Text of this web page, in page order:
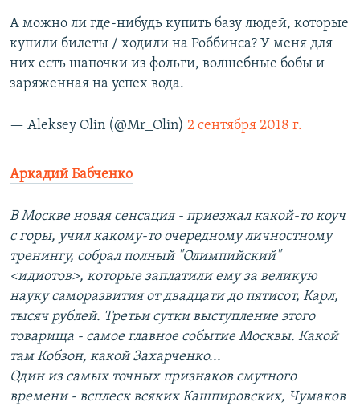
А можно ли где-нибудь купить базу людей, которые
купили билеты / ходили на Роббинса? У меня для
них есть шапочки из фольги, волшебные бобы и
заряженная на успех вода.
— Aleksey Olin (@Mr_Olin) 2 сентября 2018 г.
Аркадий Бабченко
В Москве новая сенсация - приезжал какой-то коуч
с горы, учил какому-то очередному личностному
тренингу, собрал полный "Олимпийский"
<идиотов>, которые заплатили ему за великую
науку саморазвития от двадцати до пятисот, Карл,
тысяч рублей. Третьи сутки выступление этого
товарища - самое главное событие Москвы. Какой
там Кобзон, какой Захарченко...
Один из самых точных признаков смутного
времени - всплеск всяких Кашпировских, Чумаков